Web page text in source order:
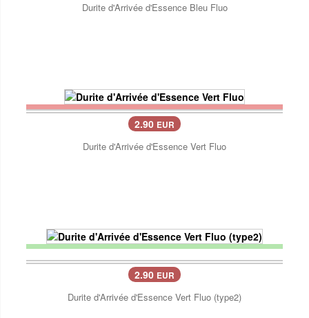
Durite d'Arrivée d'Essence Bleu Fluo
2.90 EUR
Durite d'Arrivée d'Essence Vert Fluo
2.90 EUR
Durite d'Arrivée d'Essence Vert Fluo (type2)